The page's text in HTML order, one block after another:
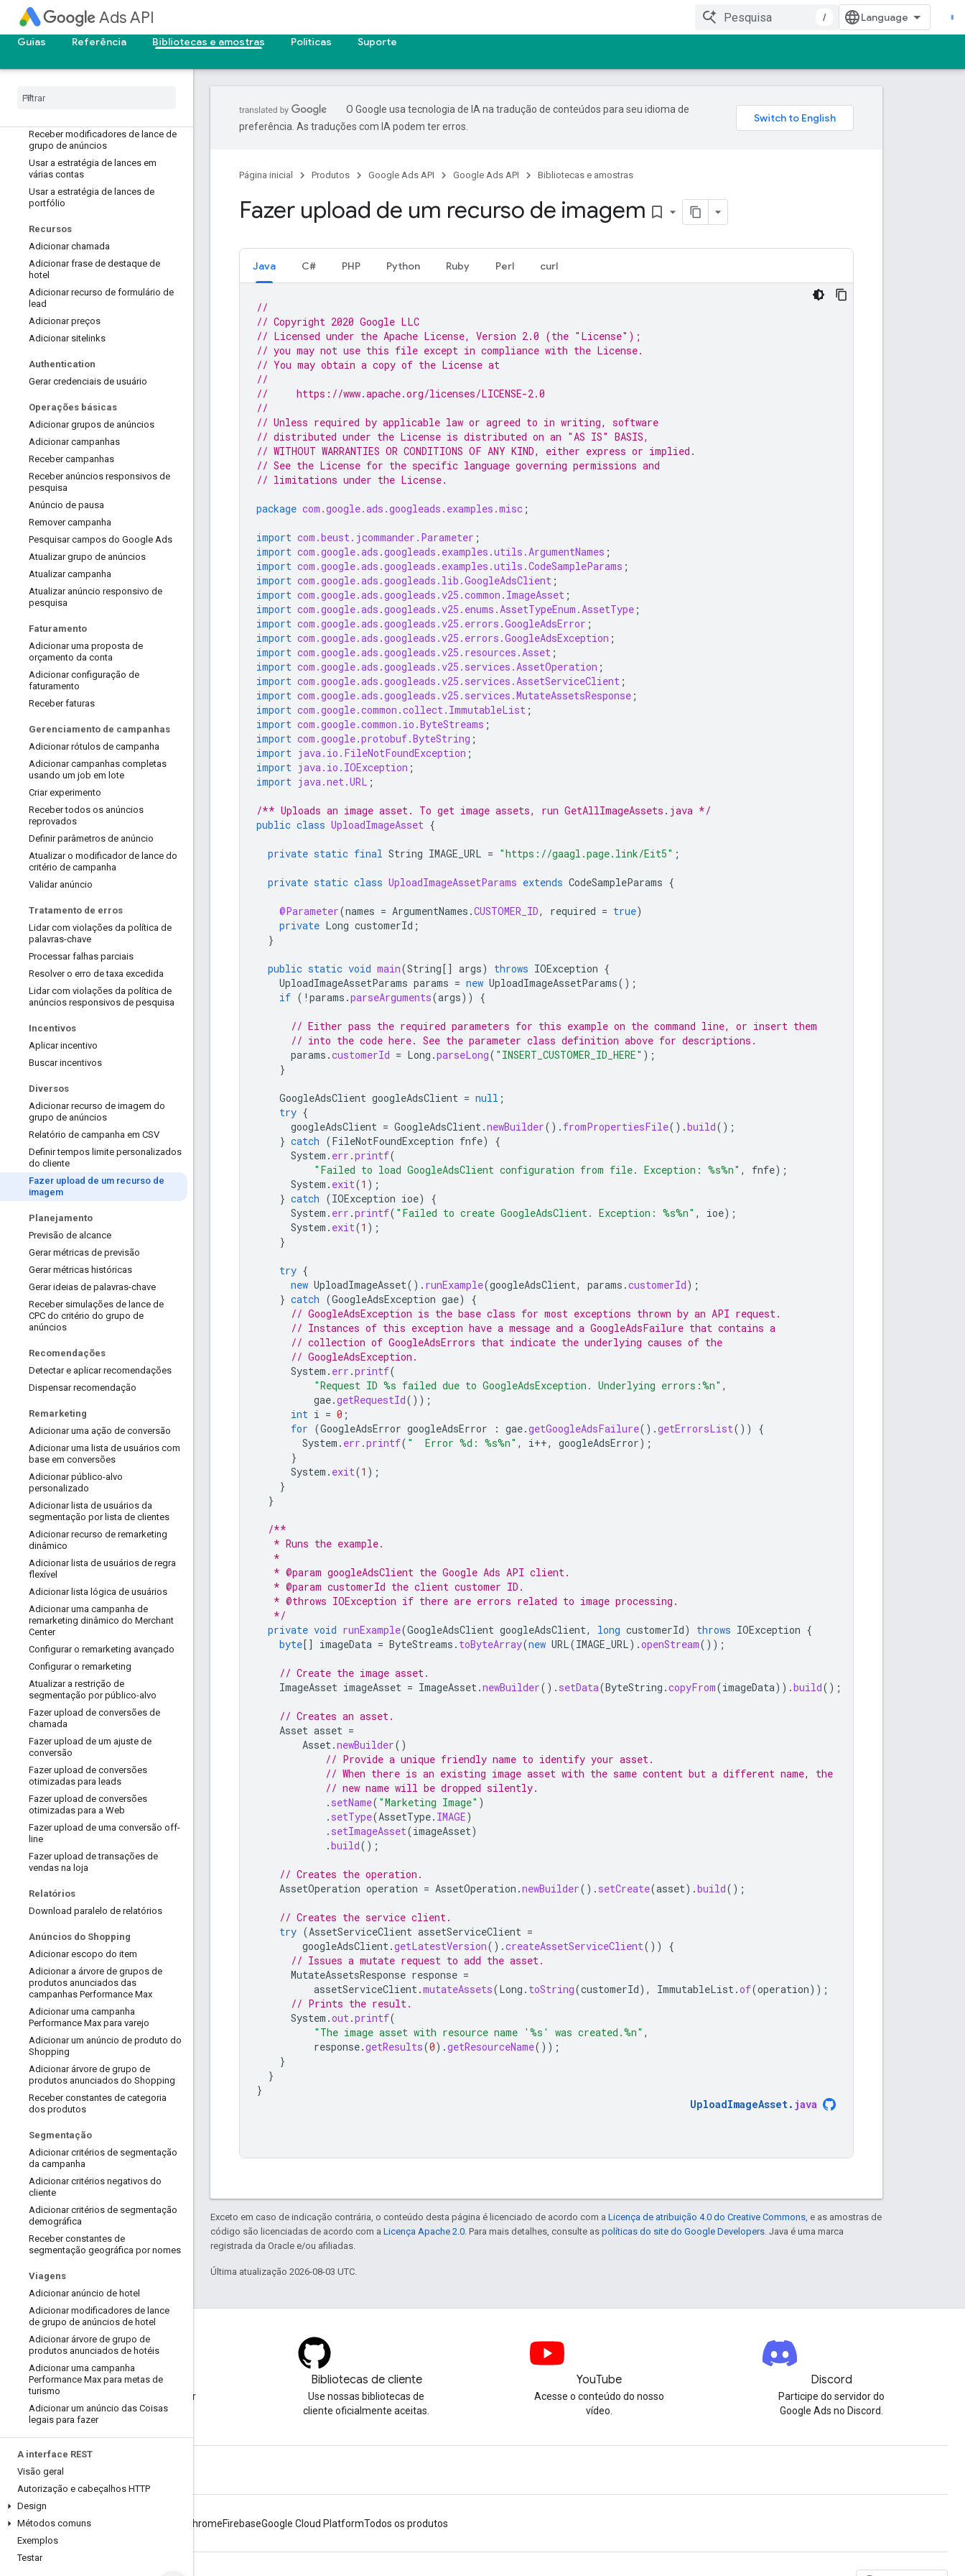
Ads API
/
Guias
Referência Bibliotecas e amostras Políticas Suporte
pesquisa
Performance Max
Receber modificadores de lance de
grupo de anúncios
Usar a estratégia de lances em
várias contas
Usar a estratégia de lances de
portfólio
Recursos
Adicionar chamada
Adicionar frase de destaque de
hotel
Adicionar recurso de formulário de
lead
Adicionar preços
Adicionar sitelinks
Authentication
Gerar credenciais de usuário
Operações básicas
Adicionar grupos de anúncios
Adicionar campanhas
Receber campanhas
Receber anúncios responsivos de
pesquisa
Anúncio de pausa
Remover campanha
Pesquisar campos do Google Ads
Atualizar grupo de anúncios
Atualizar campanha
Atualizar anúncio responsivo de
pesquisa
Faturamento
Adicionar uma proposta de
orçamento da conta
Adicionar configuração de
faturamento
Receber faturas
Gerenciamento de campanhas
Adicionar rótulos de campanha
Adicionar campanhas completas
usando um job em lote
Criar experimento
Receber todos os anúncios
reprovados
Definir parâmetros de anúncio
Atualizar o modificador de lance do
critério de campanha
Validar anúncio
Tratamento de erros
Lidar com violações da política de
palavras-chave
Processar falhas parciais
Resolver o erro de taxa excedida
Lidar com violações da política de
anúncios responsivos de pesquisa
Incentivos
Aplicar incentivo
Buscar incentivos
Diversos
Adicionar recurso de imagem do
grupo de anúncios
Relatório de campanha em CSV
Definir tempos limite personalizados
do cliente
Fazer upload de um recurso de
imagem
Planejamento
Previsão de alcance
Gerar métricas de previsão
Gerar métricas históricas
Gerar ideias de palavras-chave
Receber simulações de lance de
CPC do critério do grupo de
anúncios
Recomendações
Detectar e aplicar recomendações
Dispensar recomendação
Remarketing
Adicionar uma ação de conversão
Adicionar uma lista de usuários com
base em conversões
Adicionar público-alvo
personalizado
Adicionar lista de usuários da
segmentação por lista de clientes
Adicionar recurso de remarketing
dinâmico
Adicionar lista de usuários de regra
flexível
Adicionar lista lógica de usuários
Adicionar uma campanha de
remarketing dinâmico do Merchant
Center
Configurar o remarketing avançado
Configurar o remarketing
Atualizar a restrição de
segmentação por público-alvo
Fazer upload de conversões de
chamada
Fazer upload de um ajuste de
conversão
Fazer upload de conversões
otimizadas para leads
Fazer upload de conversões
otimizadas para a Web
Fazer upload de uma conversão off-
line
Fazer upload de transações de
vendas na loja
Relatórios
Download paralelo de relatórios
Anúncios do Shopping
Adicionar escopo do item
Adicionar a árvore de grupos de
produtos anunciados das
campanhas Performance Max
Adicionar uma campanha
Performance Max para varejo
Adicionar um anúncio de produto do
Shopping
Adicionar árvore de grupo de
produtos anunciados do Shopping
Receber constantes de categoria
dos produtos
Segmentação
Adicionar critérios de segmentação
da campanha
Adicionar critérios negativos do
cliente
Adicionar critérios de segmentação
demográfica
Receber constantes de
segmentação geográfica por nomes
Viagens
Adicionar anúncio de hotel
Adicionar modificadores de lance
de grupo de anúncios de hotel
Adicionar árvore de grupo de
produtos anunciados de hotéis
Adicionar uma campanha
Performance Max para metas de
turismo
Adicionar um anúncio das Coisas
legais para fazer
A interface REST
Visão geral
Autorização e cabeçalhos HTTP
Design
Métodos comuns
Exemplos
Testar
O Google usa tecnologia de IA na tradução de conteúdos para seu idioma de
preferência. As traduções com IA podem ter erros.
Página inicial Produtos Google Ads API Google Ads API Bibliotecas e amostras
Fazer upload de um recurso de imagem bookmark_border
Java C# PHP Python Ruby Perl curl
//
// Copyright 2020 Google LLC
// Licensed under the Apache License, Version 2.0 (the "License");
// you may not use this file except in compliance with the License.
// You may obtain a copy of the License at
//
//     https://www.apache.org/licenses/LICENSE-2.0
//
// Unless required by applicable law or agreed to in writing, software
// distributed under the License is distributed on an "AS IS" BASIS,
// WITHOUT WARRANTIES OR CONDITIONS OF ANY KIND, either express or implied.
// See the License for the specific language governing permissions and
// limitations under the License.
package com.google.ads.googleads.examples.misc ;
import com.beust.jcommander.Parameter ;
import com.google.ads.googleads.examples.utils.ArgumentNames ;
import com.google.ads.googleads.examples.utils.CodeSampleParams ;
import com.google.ads.googleads.lib.GoogleAdsClient ;
import com.google.ads.googleads.v25.common.ImageAsset ;
import com.google.ads.googleads.v25.enums.AssetTypeEnum.AssetType ;
import com.google.ads.googleads.v25.errors.GoogleAdsError ;
import com.google.ads.googleads.v25.errors.GoogleAdsException ;
import com.google.ads.googleads.v25.resources.Asset ;
import com.google.ads.googleads.v25.services.AssetOperation ;
import com.google.ads.googleads.v25.services.AssetServiceClient ;
import com.google.ads.googleads.v25.services.MutateAssetsResponse ;
import com.google.common.collect.ImmutableList ;
import com.google.common.io.ByteStreams ;
import com.google.protobuf.ByteString ;
import java.io.FileNotFoundException ;
import java.io.IOException ;
import java.net.URL ;
/** Uploads an image asset. To get image assets, run GetAllImageAssets.java */
public class UploadImageAsset {
private static final String IMAGE_URL = "https://gaagl.page.link/Eit5" ;
private static class UploadImageAssetParams extends CodeSampleParams {
@Parameter(names = ArgumentNames .CUSTOMER_ID, required = true)
private Long customerId ;
}
public static void main(String[] args) throws IOException {
UploadImageAssetParams params = new UploadImageAssetParams();
if ( ! params .parseArguments(args)) {
// Either pass the required parameters for this example on the command line, or insert them
// into the code here. See the parameter class definition above for descriptions.
params .customerId = Long .parseLong( "INSERT_CUSTOMER_ID_HERE" );
}
GoogleAdsClient googleAdsClient = null ;
try {
googleAdsClient = GoogleAdsClient.newBuilder(). fromPropertiesFile().build();
} catch (FileNotFoundException fnfe)
{
System . err .printf(
"Failed to load GoogleAdsClient configuration from file. Exception: %s%n" , fnfe);
System . exit(1 );
} catch (IOException ioe)
{
System . err .printf( "Failed to create GoogleAdsClient. Exception: %s%n" , ioe);
System . exit(1 );
}
try {
new UploadImageAsset(). runExample(googleAdsClient, params .customerId);
} catch (GoogleAdsException gae)
{
// GoogleAdsException is the base class for most exceptions thrown by an API request.
// Instances of this exception have a message and a GoogleAdsFailure that contains a
// collection of GoogleAdsErrors that indicate the underlying causes of the
// GoogleAdsException.
System . err .printf(
"Request ID %s failed due to GoogleAdsException. Underlying errors:%n" ,
gae.getRequestId());
int i = 0 ;
for (GoogleAdsError googleAdsError : gae.getGoogleAdsFailure().getErrorsList())
{
System . err .printf( "  Error %d: %s%n" , i++, googleAdsError);
}
System . exit(1 );
}
}
/**
   * Runs the example.
   *
   * @param googleAdsClient the Google Ads API client.
   * @param customerId the client customer ID.
   * @throws IOException if there are errors related to image processing.
   */
private void runExample(GoogleAdsClient googleAdsClient, long customerId) throws IOException {
byte[] imageData = ByteStreams . toByteArray(new URL(IMAGE_URL).openStream());
// Create the image asset.
ImageAsset imageAsset = ImageAsset.newBuilder(). setData(ByteString .copyFrom(imageData)).build();
// Creates an asset.
Asset asset =
Asset.newBuilder()
// Provide a unique friendly name to identify your asset.
// When there is an existing image asset with the same content but a different name, the
// new name will be dropped silently.
. setName( "Marketing Image" )
. setType(AssetType. IMAGE)
. setImageAsset(imageAsset)
.build();
// Creates the operation.
AssetOperation operation = AssetOperation .newBuilder(). setCreate(asset).build();
// Creates the service client.
try (AssetServiceClient assetServiceClient =
googleAdsClient.getLatestVersion().createAssetServiceClient())
{
// Issues a mutate request to add the asset.
MutateAssetsResponse response =
assetServiceClient.mutateAssets(Long . toString(customerId), ImmutableList.of(operation));
// Prints the result.
System .out.printf(
"The image asset with resource name '%s' was created.%n" ,
response.getResults(0).getResourceName());
}
}
}
UploadImageAsset. java
Exceto em caso de indicação contrária, o conteúdo desta página é licenciado de acordo com a Licença de atribuição 4.0 do Creative Commons , e as amostras de
código são licenciadas de acordo com a Licença Apache 2.0 . Para mais detalhes, consulte as políticas do site do Google Developers . Java é uma marca
registrada da Oracle e/ou afiliadas.
Última atualização 2026-08-03 UTC.
Blog
Acesse nosso blog para ver
informações importantes.
Bibliotecas de cliente
Use nossas bibliotecas de
cliente oficialmente aceitas.
YouTube
Acesse o conteúdo do nosso
vídeo.
Discord
Participe do servidor do
Google Ads no Discord.
ChromeFirebaseGoogle Cloud PlatformTodos os produtos